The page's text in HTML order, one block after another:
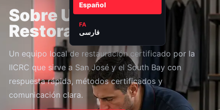
Español
FA
فارسی
Sobre US Creative
Restoration
Un equipo local de restauración certificado por la
IICRC que sirve a San José y el South Bay con
respuesta rápida, métodos certificados y
comunicación clara.